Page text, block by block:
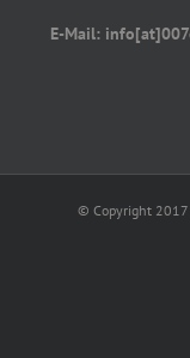
E-Mail:
© Copyright 2017